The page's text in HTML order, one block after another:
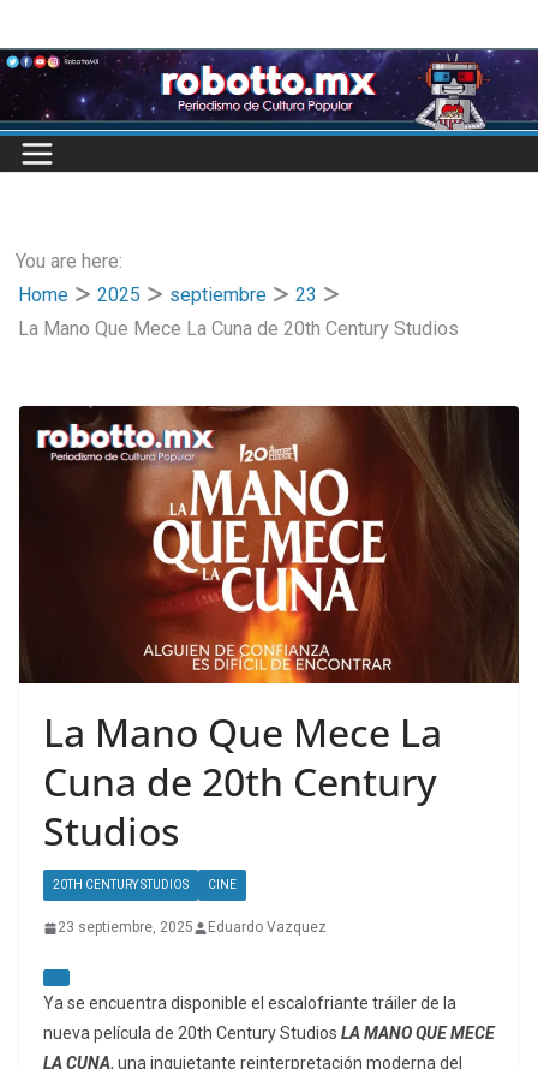
to
content
You are here:
Home
2025 septiembre
23
La Mano Que Mece La Cuna de 20th Century Studios
La Mano Que Mece La
Cuna de 20th Century
Studios
20TH CENTURY STUDIOS CINE
23 septiembre, 2025 Eduardo Vazquez
Ya se encuentra disponible el escalofriante tráiler de la
nueva película de 20th Century Studios LA MANO QUE MECE
LA CUNA, una inquietante reinterpretación moderna del